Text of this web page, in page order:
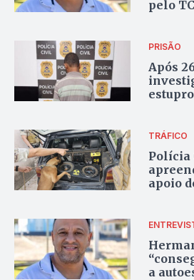
pelo
PRISÃO
Após
TRÁFICO
apoio
a